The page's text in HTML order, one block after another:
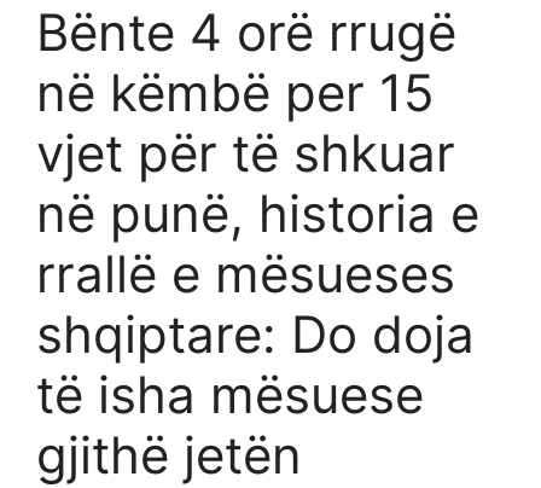
Bënte 4 orë rrugë
në këmbë per 15
vjet për të shkuar
në punë, historia e
rrallë e mësueses
shqiptare: Do doja
të isha mësuese
gjithë jetën